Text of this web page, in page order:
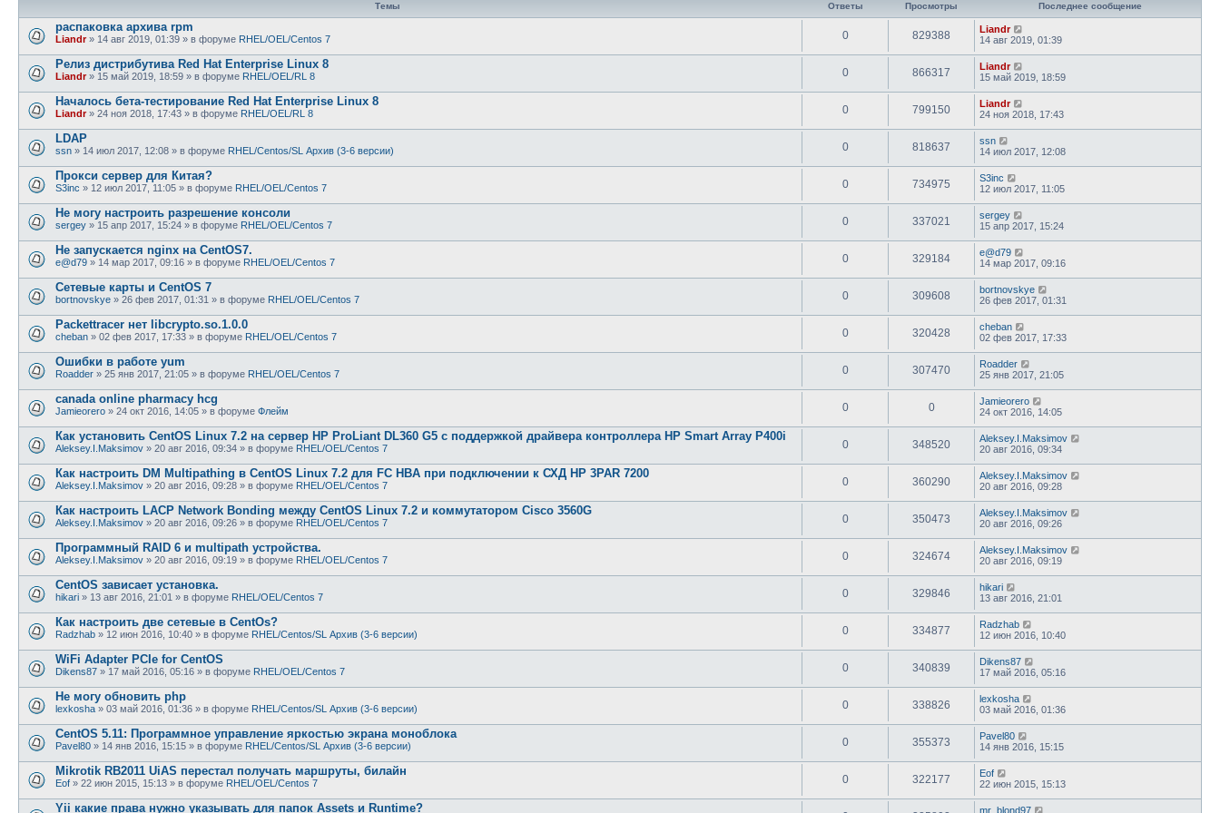
Темы Ответы Просмотры Последнее сообщение
распаковка архива rpm
Liandr» 14 авг 2019, 01:39 » в форуме RHEL/OEL/Centos 7 0 829388
Liandr
14 авг 2019, 01:39
Релиз дистрибутива Red Hat Enterprise Linux 8
Liandr» 15 май 2019, 18:59 » в форуме RHEL/OEL/RL 8 0 866317
Liandr
15 май 2019, 18:59
Началось бета-тестирование Red Hat Enterprise Linux 8
Liandr» 24 ноя 2018, 17:43 » в форуме RHEL/OEL/RL 8 0 799150
Liandr
24 ноя 2018, 17:43
LDAP
ssn » 14 июл 2017, 12:08 » в форуме RHEL/Centos/SL Архив (3-6 версии) 0 818637
ssn
14 июл 2017, 12:08
Прокси сервер для Китая?
S3inc » 12 июл 2017, 11:05 » в форуме RHEL/OEL/Centos 7 0 734975
S3inc
12 июл 2017, 11:05
Не могу настроить разрешение консоли
sergey » 15 апр 2017, 15:24 » в форуме RHEL/OEL/Centos 7 0 337021
sergey
15 апр 2017, 15:24
Не запускается nginx на CentOS7.
e@d79 » 14 мар 2017, 09:16 » в форуме RHEL/OEL/Centos 7 0 329184
e@d79
14 мар 2017, 09:16
Сетевые карты и CentOS 7
bortnovskye » 26 фев 2017, 01:31 » в форуме RHEL/OEL/Centos 7 0 309608
bortnovskye
26 фев 2017, 01:31
Packettracer нет libcrypto.so.1.0.0
cheban » 02 фев 2017, 17:33 » в форуме RHEL/OEL/Centos 7 0 320428
cheban
02 фев 2017, 17:33
Ошибки в работе yum
Roadder » 25 янв 2017, 21:05 » в форуме RHEL/OEL/Centos 7 0 307470
Roadder
25 янв 2017, 21:05
canada online pharmacy hcg
Jamieorero » 24 окт 2016, 14:05 » в форуме Флейм 0 0
Jamieorero
24 окт 2016, 14:05
Как установить CentOS Linux 7.2 на сервер HP ProLiant DL360 G5 с поддержкой драйвера контроллера HP Smart Array P400i
Aleksey.I.Maksimov » 20 авг 2016, 09:34 » в форуме RHEL/OEL/Centos 7 0 348520
Aleksey.I.Maksimov
20 авг 2016, 09:34
Как настроить DM Multipathing в CentOS Linux 7.2 для FC HBA при подключении к СХД HP 3PAR 7200
Aleksey.I.Maksimov » 20 авг 2016, 09:28 » в форуме RHEL/OEL/Centos 7 0 360290
Aleksey.I.Maksimov
20 авг 2016, 09:28
Как настроить LACP Network Bonding между CentOS Linux 7.2 и коммутатором Cisco 3560G
Aleksey.I.Maksimov » 20 авг 2016, 09:26 » в форуме RHEL/OEL/Centos 7 0 350473
Aleksey.I.Maksimov
20 авг 2016, 09:26
Программный RAID 6 и multipath устройства.
Aleksey.I.Maksimov » 20 авг 2016, 09:19 » в форуме RHEL/OEL/Centos 7 0 324674
Aleksey.I.Maksimov
20 авг 2016, 09:19
CentOS зависает установка.
hikari » 13 авг 2016, 21:01 » в форуме RHEL/OEL/Centos 7 0 329846
hikari
13 авг 2016, 21:01
Как настроить две сетевые в CentOs?
Radzhab » 12 июн 2016, 10:40 » в форуме RHEL/Centos/SL Архив (3-6 версии) 0 334877
Radzhab
12 июн 2016, 10:40
WiFi Adapter PCIe for CentOS
Dikens87 » 17 май 2016, 05:16 » в форуме RHEL/OEL/Centos 7 0 340839
Dikens87
17 май 2016, 05:16
Не могу обновить php
lexkosha » 03 май 2016, 01:36 » в форуме RHEL/Centos/SL Архив (3-6 версии) 0 338826
lexkosha
03 май 2016, 01:36
CentOS 5.11: Программное управление яркостью экрана моноблока
Pavel80 » 14 янв 2016, 15:15 » в форуме RHEL/Centos/SL Архив (3-6 версии) 0 355373
Pavel80
14 янв 2016, 15:15
Mikrotik RB2011 UiAS перестал получать маршруты, билайн
Eof » 22 июн 2015, 15:13 » в форуме RHEL/OEL/Centos 7 0 322177
Eof
22 июн 2015, 15:13
Yii какие права нужно указывать для папок Assets и Runtime? mr_blond97